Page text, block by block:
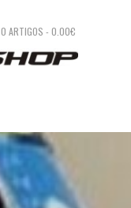
0 ARTIGOS - 0.00€